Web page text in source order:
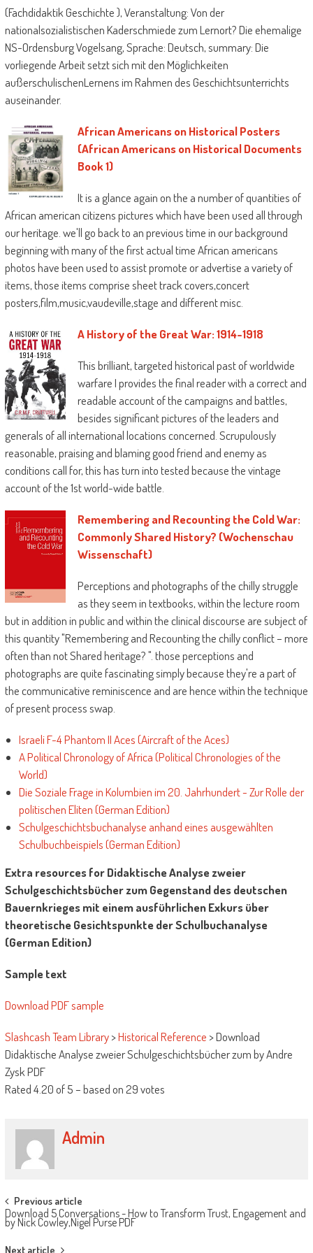
(Fachdidaktik Geschichte ), Veranstaltung: Von der
nationalsozialistischen Kaderschmiede zum Lernort? Die ehemalige
NS-Ordensburg Vogelsang, Sprache: Deutsch, summary: Die
vorliegende Arbeit setzt sich mit den Möglichkeiten
außerschulischenLernens im Rahmen des Geschichtsunterrichts
auseinander.
African Americans on Historical Posters
(African Americans on Historical Documents
Book 1)
It is a glance again on the a number of quantities of
African american citizens pictures which have been used all through
our heritage. we'll go back to an previous time in our background
beginning with many of the first actual time African americans
photos have been used to assist promote or advertise a variety of
items, those items comprise sheet track covers,concert
posters,film,music,vaudeville,stage and different misc.
A History of the Great War: 1914-1918
This brilliant, targeted historical past of worldwide
warfare I provides the final reader with a correct and
readable account of the campaigns and battles,
besides significant pictures of the leaders and
generals of all international locations concerned. Scrupulously
reasonable, praising and blaming good friend and enemy as
conditions call for, this has turn into tested because the vintage
account of the 1st world-wide battle.
Remembering and Recounting the Cold War:
Commonly Shared History? (Wochenschau
Wissenschaft)
Perceptions and photographs of the chilly struggle
as they seem in textbooks, within the lecture room
but in addition in public and within the clinical discourse are subject of
this quantity "Remembering and Recounting the chilly conflict – more
often than not Shared heritage? ". those perceptions and
photographs are quite fascinating simply because they're a part of
the communicative reminiscence and are hence within the technique
of present process swap.
Israeli F-4 Phantom II Aces (Aircraft of the Aces)
A Political Chronology of Africa (Political Chronologies of the
World)
Die Soziale Frage in Kolumbien im 20. Jahrhundert - Zur Rolle der
politischen Eliten (German Edition)
Schulgeschichtsbuchanalyse anhand eines ausgewählten
Schulbuchbeispiels (German Edition)
Extra resources for Didaktische Analyse zweier
Schulgeschichtsbücher zum Gegenstand des deutschen
Bauernkrieges mit einem ausführlichen Exkurs über
theoretische Gesichtspunkte der Schulbuchanalyse
(German Edition)
Sample text
Download PDF sample
Slashcash Team Library>Historical Reference >Download
Didaktische Analyse zweier Schulgeschichtsbücher zum by Andre
Zysk PDF
Rated4.20of5– based on29votes
Admin
Post navigation
Previous article
Download 5 Conversations - How to Transform Trust, Engagement and
by Nick Cowley,Nigel Purse PDF
Next article